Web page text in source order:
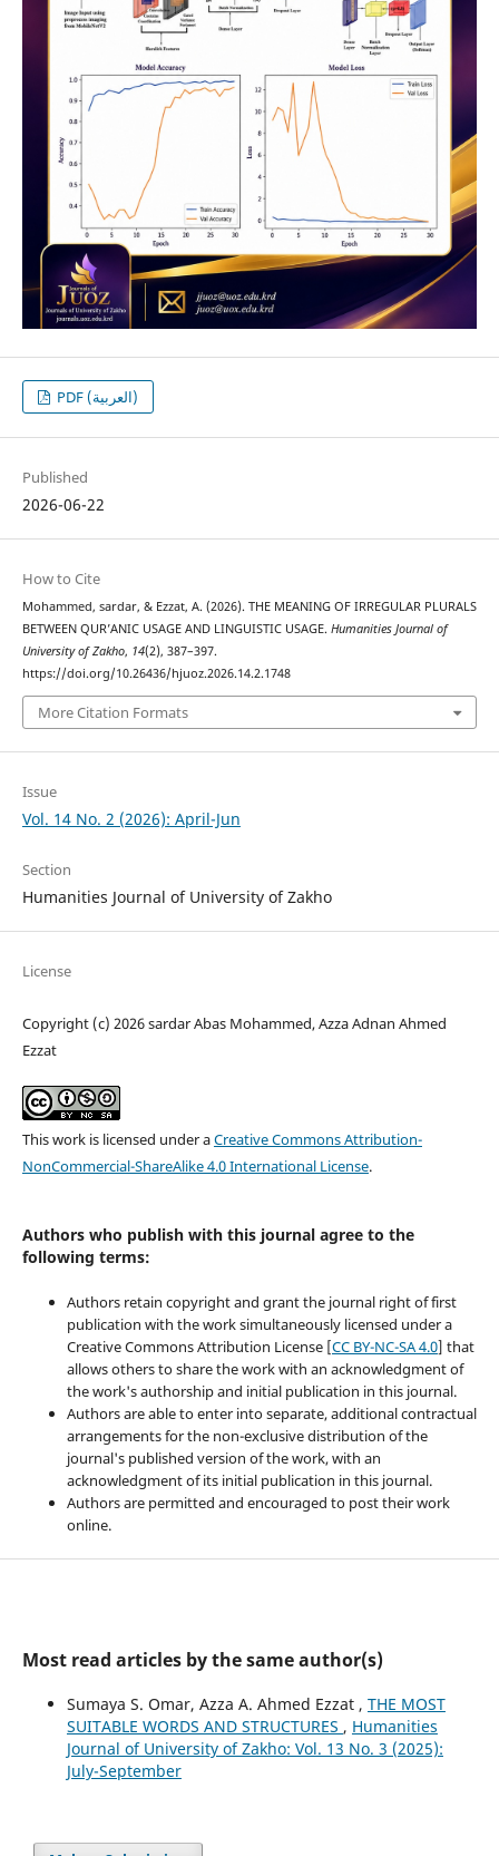
PDF (العربية)
Published
2026-06-22
How to Cite
Mohammed, sardar, & Ezzat, A. (2026). THE MEANING OF IRREGULAR PLURALS
BETWEEN QUR’ANIC USAGE AND LINGUISTIC USAGE. Humanities Journal of
University of Zakho, 14(2), 387–397.
https://doi.org/10.26436/hjuoz.2026.14.2.1748
More Citation Formats
Issue
Vol. 14 No. 2 (2026): April-Jun
Section
Humanities Journal of University of Zakho
License
Copyright (c) 2026 sardar Abas Mohammed, Azza Adnan Ahmed
Ezzat
This work is licensed under aCreative Commons Attribution-
NonCommercial-ShareAlike 4.0 International License.
Authors who publish with this journal agree to the
following terms:
Authors retain copyright and grant the journal right of first
publication with the work simultaneously licensed under a
Creative Commons Attribution License [CC BY-NC-SA 4.0] that
allows others to share the work with an acknowledgment of
the work's authorship and initial publication in this journal.
Authors are able to enter into separate, additional contractual
arrangements for the non-exclusive distribution of the
journal's published version of the work, with an
acknowledgment of its initial publication in this journal.
Authors are permitted and encouraged to post their work
online.
Most read articles by the same author(s)
Sumaya S. Omar, Azza A. Ahmed Ezzat , THE MOST
SUITABLE WORDS AND STRUCTURES , Humanities
Journal of University of Zakho: Vol. 13 No. 3 (2025):
July-September